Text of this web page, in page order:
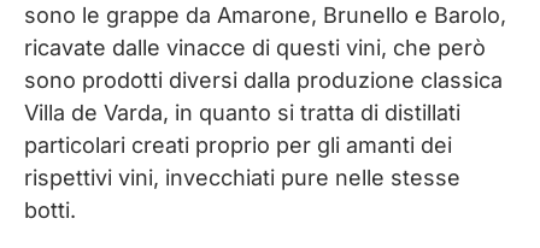
sono le grappe da Amarone, Brunello e Barolo,
ricavate dalle vinacce di questi vini, che però
sono prodotti diversi dalla produzione classica
Villa de Varda, in quanto si tratta di distillati
particolari creati proprio per gli amanti dei
rispettivi vini, invecchiati pure nelle stesse
botti.